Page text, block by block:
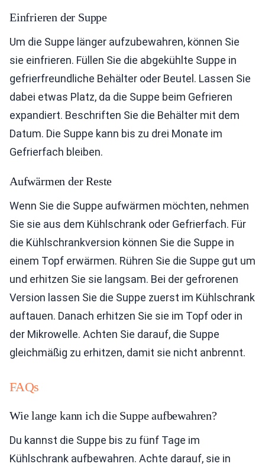
Einfrieren der Suppe
Um die Suppe länger aufzubewahren, können Sie
sie einfrieren. Füllen Sie die abgekühlte Suppe in
gefrierfreundliche Behälter oder Beutel. Lassen Sie
dabei etwas Platz, da die Suppe beim Gefrieren
expandiert. Beschriften Sie die Behälter mit dem
Datum. Die Suppe kann bis zu drei Monate im
Gefrierfach bleiben.
Aufwärmen der Reste
Wenn Sie die Suppe aufwärmen möchten, nehmen
Sie sie aus dem Kühlschrank oder Gefrierfach. Für
die Kühlschrankversion können Sie die Suppe in
einem Topf erwärmen. Rühren Sie die Suppe gut um
und erhitzen Sie sie langsam. Bei der gefrorenen
Version lassen Sie die Suppe zuerst im Kühlschrank
auftauen. Danach erhitzen Sie sie im Topf oder in
der Mikrowelle. Achten Sie darauf, die Suppe
gleichmäßig zu erhitzen, damit sie nicht anbrennt.
FAQs
Wie lange kann ich die Suppe aufbewahren?
Du kannst die Suppe bis zu fünf Tage im
Kühlschrank aufbewahren. Achte darauf, sie in